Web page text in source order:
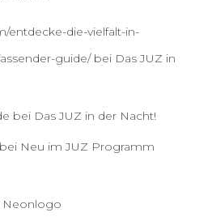
entdecke-die-vielfalt-in-
guide/bei Das JUZ in
bei Das JUZ in der Nacht!
bei Neu im JUZ Programm
Neonlogo